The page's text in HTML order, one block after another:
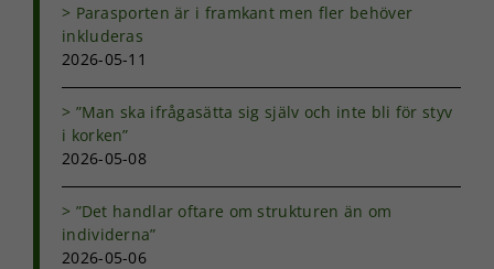
Parasporten är i framkant men fler behöver
inkluderas
2026-05-11
”Man ska ifrågasätta sig själv och inte bli för styv
i korken”
2026-05-08
”Det handlar oftare om strukturen än om
individerna”
2026-05-06